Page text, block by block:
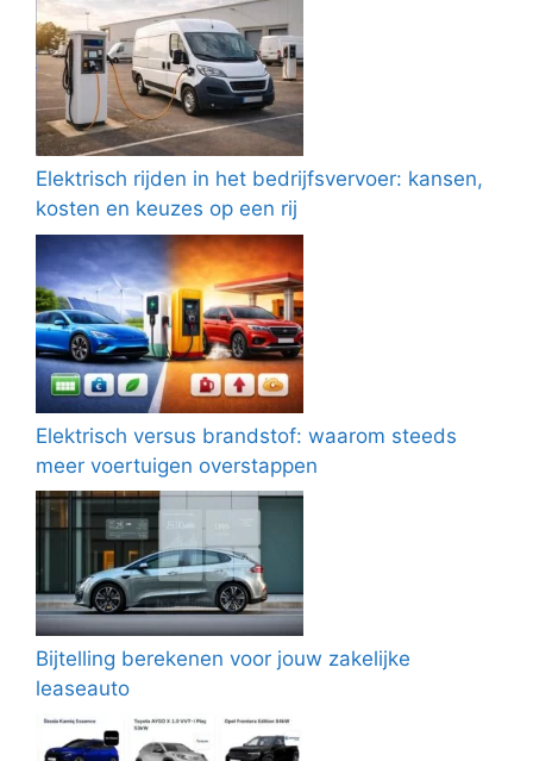
Elektrisch rijden in het bedrijfsvervoer: kansen,
kosten en keuzes op een rij
Elektrisch versus brandstof: waarom steeds
meer voertuigen overstappen
Bijtelling berekenen voor jouw zakelijke
leaseauto